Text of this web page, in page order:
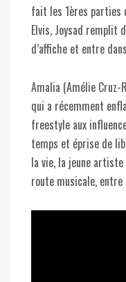
fait les 1ères parties
Elvis, Joysad remplit
d’affiche et entre
Amalia (Amélie Cruz-
qui a récemment
freestyle aux
temps et éprise de
la vie, la jeune
route musicale,